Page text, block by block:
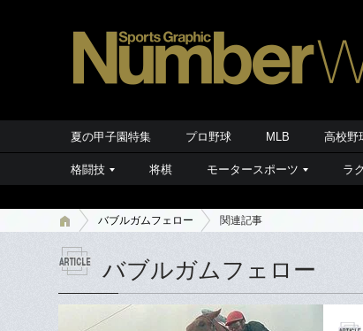
夏の甲子園特集 プロ野球 MLB 高校野
格闘技 将棋 モータースポーツ ラ
バブルガムフェロー 関連記事
バブルガムフェロー